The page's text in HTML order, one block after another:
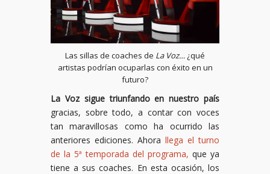
Las sillas de coaches de La Voz… ¿qué
artistas podrían ocuparlas con éxito en un
futuro?
La Voz sigue triunfando en nuestro país
gracias, sobre todo, a contar con voces
tan maravillosas como ha ocurrido las
anteriores ediciones. Ahora llega el turno
de la 5ª temporada del programa, que ya
tiene a sus coaches. En esta ocasión, los